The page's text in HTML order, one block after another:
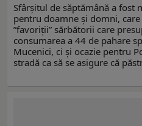
Sfârșitul de săptămână a fost
pentru doamne și domni,
”favoriții” sărbătorii care
consumarea a 44 de pahare
Mucenici, ci și ocazie pentru
stradă ca să se asigure că